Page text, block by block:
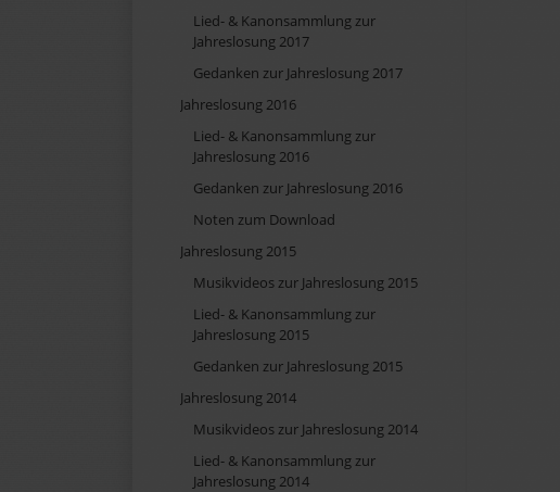
Lied- & Kanonsammlung zur
Jahreslosung 2017
Gedanken zur Jahreslosung 2017
Jahreslosung 2016
Lied- & Kanonsammlung zur
Jahreslosung 2016
Gedanken zur Jahreslosung 2016
Noten zum Download
Jahreslosung 2015
Musikvideos zur Jahreslosung 2015
Lied- & Kanonsammlung zur
Jahreslosung 2015
Gedanken zur Jahreslosung 2015
Jahreslosung 2014
Musikvideos zur Jahreslosung 2014
Lied- & Kanonsammlung zur
Jahreslosung 2014